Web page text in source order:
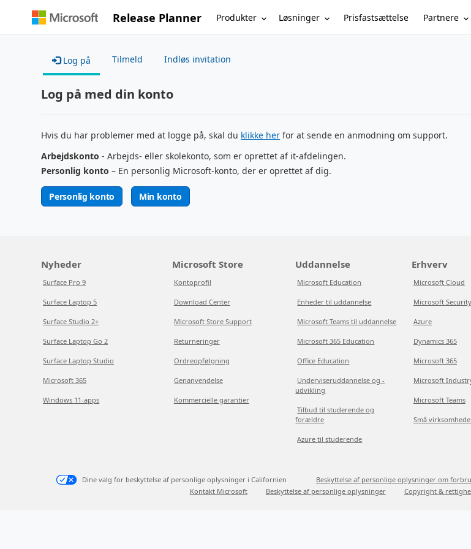
Release Planner Produkter Løsninger Prisfastsættelse Partnere
Log på Tilmeld Indløs invitation
Log på med din konto
Hvis du har problemer med at logge på, skal du klikke her for at sende en anmodning om support.
Arbejdskonto - Arbejds- eller skolekonto, som er oprettet af it-afdelingen.
Personlig konto – En personlig Microsoft-konto, der er oprettet af dig.
Personlig konto Min konto
Nyheder
Surface Pro 9
Surface Laptop 5
Surface Studio 2+
Surface Laptop Go 2
Surface Laptop Studio
Microsoft 365
Windows 11-apps
Microsoft Store
Kontoprofil
Download Center
Microsoft Store Support
Returneringer
Ordreopfølgning
Genanvendelse
Kommercielle garantier
Uddannelse
Microsoft Education
Enheder til uddannelse
Microsoft Teams til uddannelse
Microsoft 365 Education
Office Education
Underviseruddannelse og -
udvikling
Tilbud til studerende og
forældre
Azure til studerende
Erhverv
Microsoft Cloud
Microsoft Security
Azure
Dynamics 365
Microsoft 365
Microsoft
Microsoft Teams
Små
Dine valg for beskyttelse af personlige oplysninger i Californien
Beskyttelse af personlige oplysninger om
Kontakt Microsoft
Beskyttelse af personlige oplysninger Copyright &